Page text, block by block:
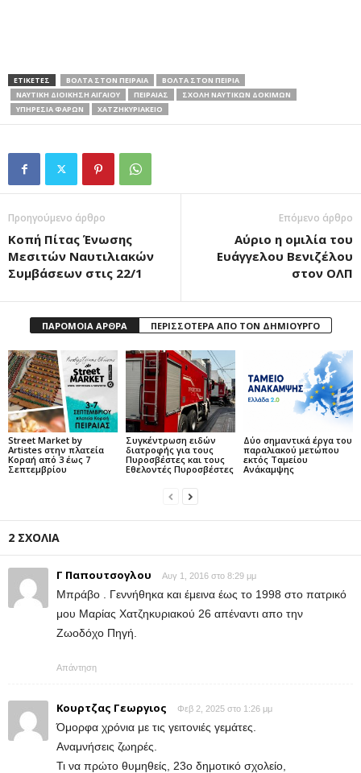
ΕΤΙΚΕΤΕΣ ΒΟΛΤΑ ΣΤΟΝ ΠΕΙΡΑΙΑ
ΒΟΛΤΑ ΣΤΟΝ ΠΕΙΡΙΑ
ΝΑΥΤΙΚΗ ΔΙΟΙΚΗΣΗ ΑΙΓΑΙΟΥ
ΠΕΙΡΑΙΑΣ
ΣΧΟΛΗ ΝΑΥΤΙΚΩΝ ΔΟΚΙΜΩΝ
ΥΠΗΡΕΣΙΑ ΦΑΡΩΝ
ΧΑΤΖΗΚΥΡΙΑΚΕΙΟ
Προηγούμενο άρθρο
Κοπή Πίτας Ένωσης
Μεσιτών Ναυτιλιακών
Συμβάσεων στις 22/1
Επόμενο άρθρο
Αύριο η ομιλία του
Ευάγγελου Βενιζέλου
στον ΟΛΠ
ΠΑΡΟΜΟΙΑ ΑΡΘΡΑ ΠΕΡΙΣΣΟΤΕΡΑ ΑΠΟ ΤΟΝ ΔΗΜΙΟΥΡΓΟ
Street Market by
Artistes στην πλατεία
Κοραή από 3 έως 7
Σεπτεμβρίου
Συγκέντρωση ειδών
διατροφής για τους
Πυροσβέστες και τους
Εθελοντές Πυροσβέστες
Δύο σημαντικά έργα του
παραλιακού μετώπου
εκτός Ταμείου
Ανάκαμψης
2 ΣΧΟΛΙΑ
Γ Παπουτσογλου Αυγ 1, 2016 στο 8:29 μμ
Μπράβο . Γεννήθηκα και έμεινα έως το 1998 στο πατρικό
μου Μαρίας Χατζηκυριακού 26 απέναντι απο την
Ζωοδόχο Πηγή.
Απάντηση
Κουρτζας Γεωργιος Φεβ 2, 2025 στο 1:26 μμ
Όμορφα χρόνια με τις γειτονιές γεμάτες.
Αναμνήσεις ζωηρές.
Τι να πρώτο θυμηθείς, 23ο δημοτικό σχολείο,